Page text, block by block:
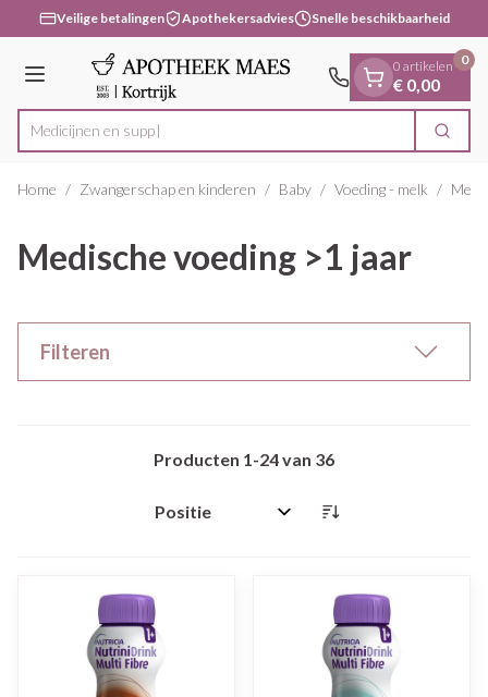
Ga naar de inhoud
1 van 1Veilige betalingen Apothekersadvies Snelle beschikbaarheid
Menu
Product, merk, categorie... Zoek
0 artikelen
€ 0,00
0
Home / Zwangerschap en kinderen / Baby / Voeding - melk /
Medische voeding >1 jaar
Filteren
Producten 1-24van 36
Sorteer op: